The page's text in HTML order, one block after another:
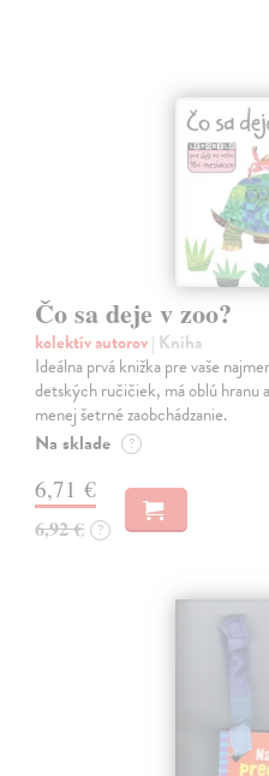
Čo sa deje v zoo?
kolektív autorov| Kniha
Ideálna prvá knižka pre vaše
detských ručičiek, má oblú hranu
menej šetrné zaobchádzanie.
Na sklade ?
6,71 €
6,92 € ?